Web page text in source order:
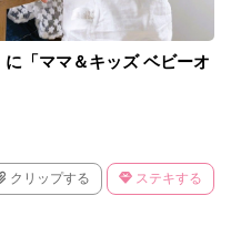
「ママ＆キッズ ベビーオ
クリップする ステキする